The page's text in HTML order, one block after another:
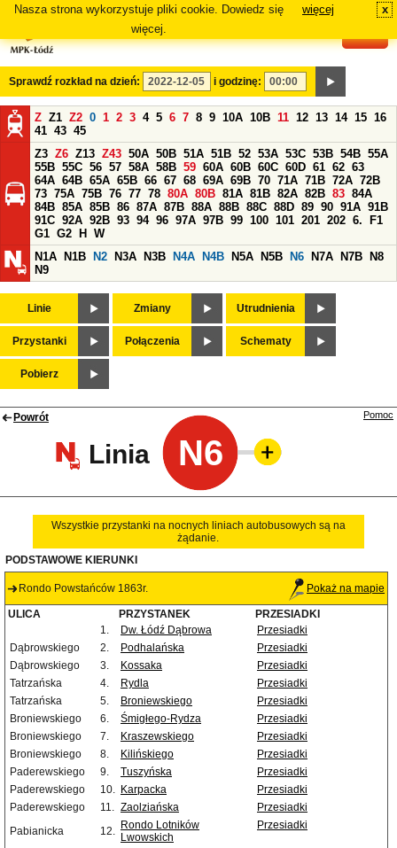
Nasza strona wykorzystuje pliki cookie. Dowiedz się
więcej.
więcej x
Sprawdź rozkład na dzień: i godzinę:
Z Z1 Z2 0 1 2 3 4 5 6 7 8 9 10A 10B 11 12 13 14 15 16
41 43 45
Z3 Z6 Z13 Z43 50A 50B 51A 51B 52 53A 53C 53B 54B 55A
55B 55C 56 57 58A 58B 59 60A 60B 60C 60D 61 62 63
64A 64B 65A 65B 66 67 68 69A 69B 70 71A 71B 72A 72B
73 75A 75B 76 77 78 80A 80B 81A 81B 82A 82B 83 84A
84B 85A 85B 86 87A 87B 88A 88B 88C 88D 89 90 91A 91B
91C 92A 92B 93 94 96 97A 97B 99 100 101 201 202 6.
F1
G1 G2 H
W
N1A
N1B N2 N3A N3B N4A N4B N5A N5B N6 N7A N7B
N8
N9
Linie Zmiany Utrudnienia
Przystanki Połączenia Schematy
Pobierz
Powrót
Linia N6
Pomoc
Wszystkie przystanki na nocnych liniach autobusowych są na
żądanie.
PODSTAWOWE KIERUNKI
Rondo Powstańców 1863r. Pokaż na mapie
ULICA PRZYSTANEK
PRZESIADKI
1.
Dw. Łódź Dąbrowa
Przesiadki
Dąbrowskiego
2. Podhalańska
Przesiadki
Dąbrowskiego
3. Kossaka
Przesiadki
Tatrzańska
4. Rydla
Przesiadki
Tatrzańska
5. Broniewskiego
Przesiadki
Broniewskiego
6. Śmigłego-Rydza
Przesiadki
Broniewskiego
7. Kraszewskiego
Przesiadki
Broniewskiego
8. Kilińskiego
Przesiadki
Paderewskiego
9. Tuszyńska
Przesiadki
Paderewskiego
10. Karpacka
Przesiadki
Paderewskiego
11. Zaolziańska
Przesiadki
Pabianicka
12. Rondo Lotników
Lwowskich
Przesiadki